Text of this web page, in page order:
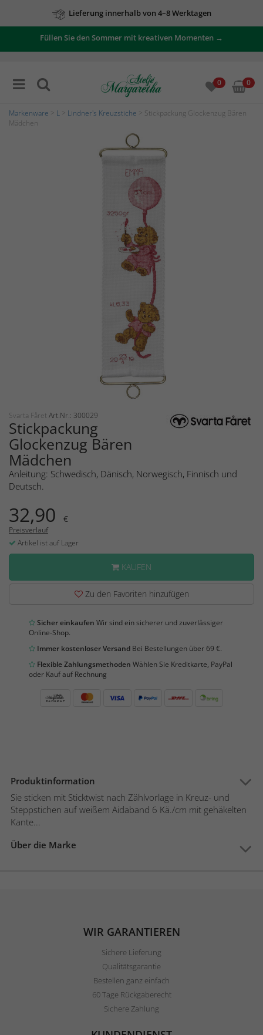
Lieferung innerhalb von 4–8 Werktagen
Zu unseren Angeboten
Füllen Sie den Sommer mit kreativen Momenten →
0 0
Markenware L Lindner's Kreuzstiche > Stickpackung Glockenzug Bären
Mädchen
Svarta Fåret Art.Nr.: 300029
Stickpackung
Glockenzug Bären
Mädchen
Anleitung: Schwedisch, Dänisch, Norwegisch, Finnisch und
Deutsch.
32,90 €
Preisverlauf
Artikel ist auf Lager
KAUFEN
Zu den Favoriten hinzufügen
Sicher einkaufen Wir sind ein sicherer und zuverlässiger
Online-Shop.
Immer kostenloser Versand Bei Bestellungen über 69 €.
Flexible Zahlungsmethoden Wählen Sie Kreditkarte, PayPal
oder Kauf auf Rechnung
Produktinformation
Sie sticken mit Sticktwist nach Zählvorlage in Kreuz- und
Steppstichen auf weißem Aidaband 6 Kä./cm mit gehäkelten
Kante...
Über die Marke
WIR GARANTIEREN
Sichere Lieferung
Qualitätsgarantie
Bestellen ganz einfach
60 Tage Rückgaberecht
Sichere Zahlung